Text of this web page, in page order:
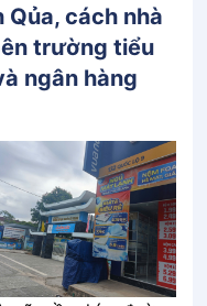
cách nhà
trường tiểu
ngân hàng